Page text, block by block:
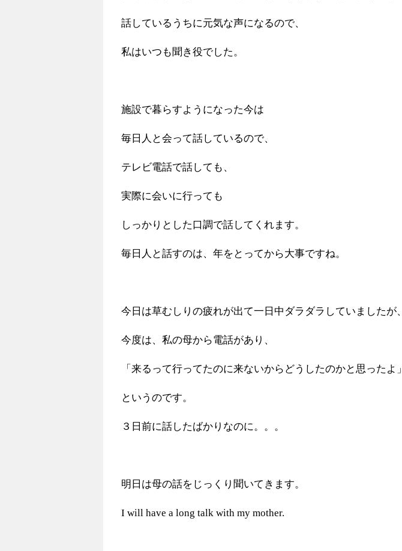
話しているうちに元気な声になるので、
私はいつも聞き役でした。
施設で暮らすようになった今は
毎日人と会って話しているので、
テレビ電話で話しても、
実際に会いに行っても
しっかりとした口調で話してくれます。
毎日人と話すのは、年をとってから大事ですね。
今日は草むしりの疲れが出て一日中ダラダラしていましたが、
今度は、私の母から電話があり、
「来るって行ってたのに来ないからどうしたのかと思ったよ」
というのです。
３日前に話したばかりなのに。。。
明日は母の話をじっくり聞いてきます。
I will have a long talk with my mother.